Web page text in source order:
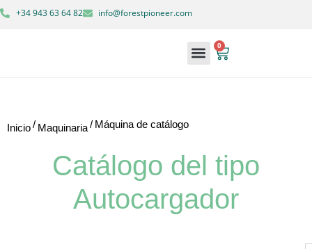
+34 943 63 64 82 info@forestpioneer.com
0
Inicio/ Maquinaria/ Máquina de catálogo
Catálogo del tipo
Autocargador